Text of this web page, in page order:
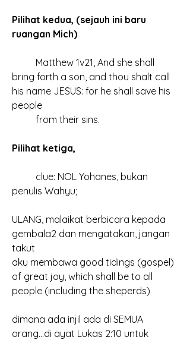
Pilihat kedua, (sejauh ini baru
ruangan Mich)
bring forth a son, and thou shalt call
his name JESUS: for he shall save his
people
	from their sins.
Pilihat ketiga,
penulis Wahyu;
ULANG, malaikat berbicara kepada
gembala2 dan mengatakan, jangan
takut
aku membawa good tidings (gospel)
of great joy, which shall be to all
people (including the sheperds)
dimana ada injil ada di SEMUA
orang...di ayat Lukas 2:10 untuk